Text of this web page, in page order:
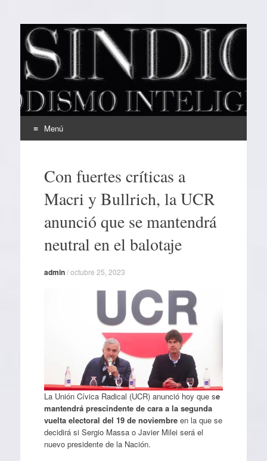
EL SINDICAL
Periodismo Inteligente
Menú
contenidoCon fuertes críticas a
Macri y Bullrich, la UCR
anunció que se mantendrá
neutral en el balotaje
admin/octubre 25, 2023
La Unión Cívica Radical (UCR) anunció hoy que se
mantendrá prescindente de cara a la segunda
vuelta electoral del 19 de noviembre en la que se
decidirá si Sergio Massa o Javier Milei será el
nuevo presidente de la Nación.